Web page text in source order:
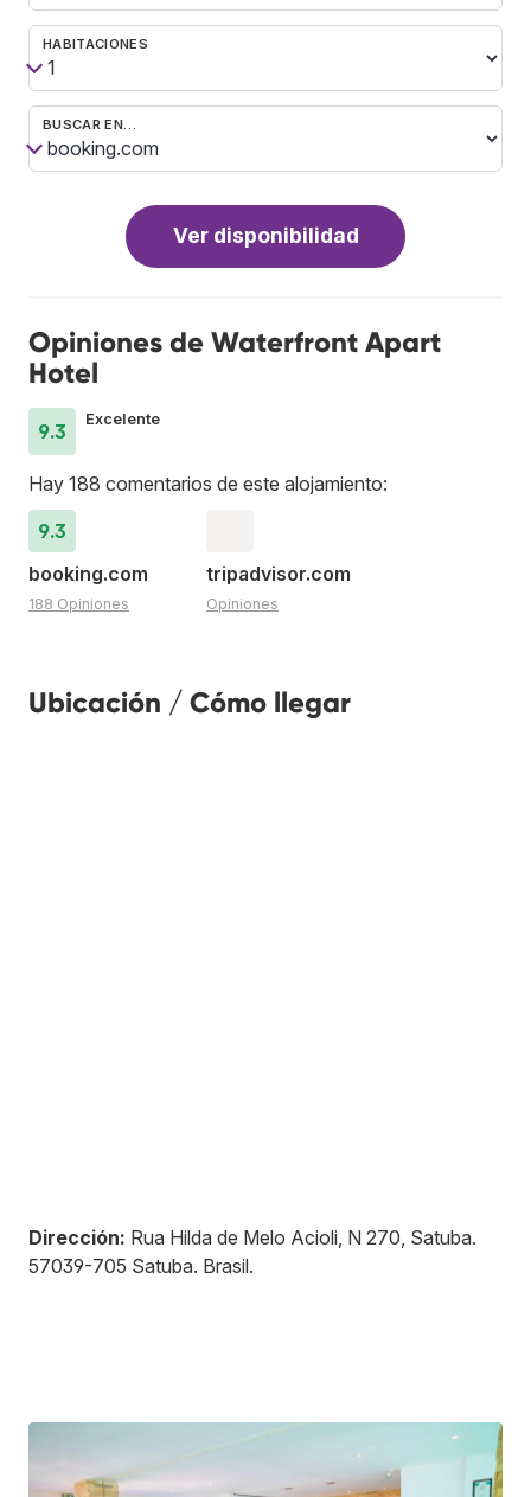
HABITACIONES
BUSCAR EN…
Ver disponibilidad
Opiniones de Waterfront Apart
Hotel
9.3
Excelente
Hay 188 comentarios de este alojamiento:
9.3
booking.com
188 Opiniones
tripadvisor.com
Opiniones
Ubicación / Cómo llegar
Dirección: Rua Hilda de Melo Acioli, N 270, Satuba.
57039-705 Satuba. Brasil.